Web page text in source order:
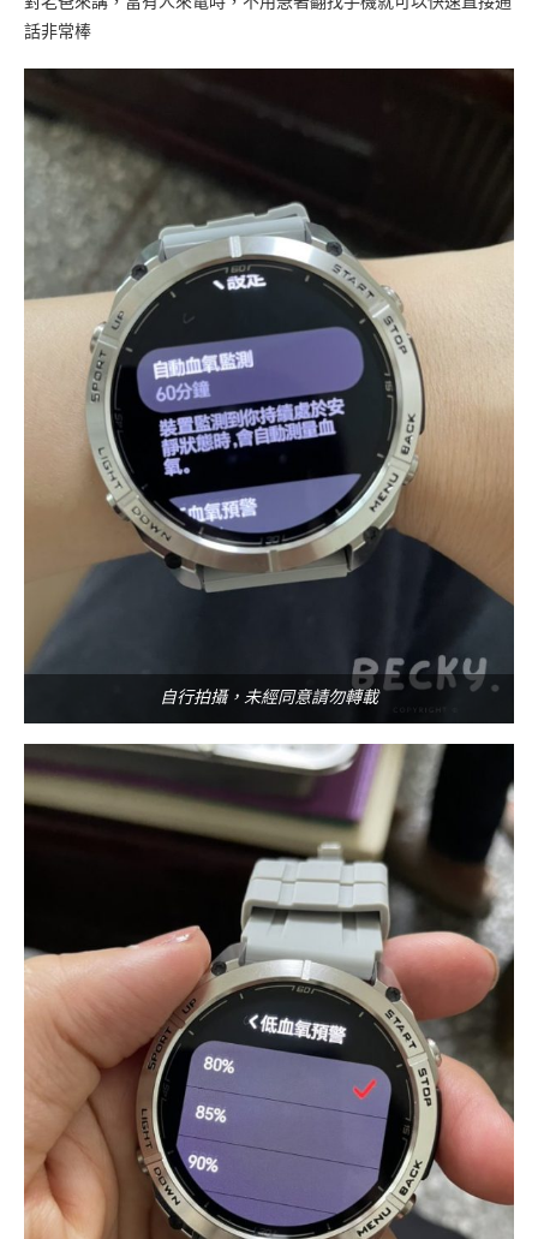
話非常棒
自行拍攝，未經同意請勿轉載